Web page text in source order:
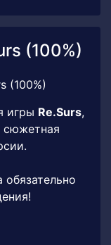
(100%)
игры Re.Surs,
сюжетная